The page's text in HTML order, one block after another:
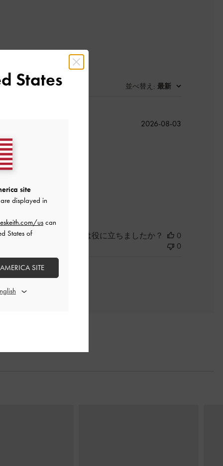
並べ替え : 最新
かった
公
2026-08-03
このレビューは役に立ちましたか？
0
0
States
site
displayed in
uscan
States of
SITE